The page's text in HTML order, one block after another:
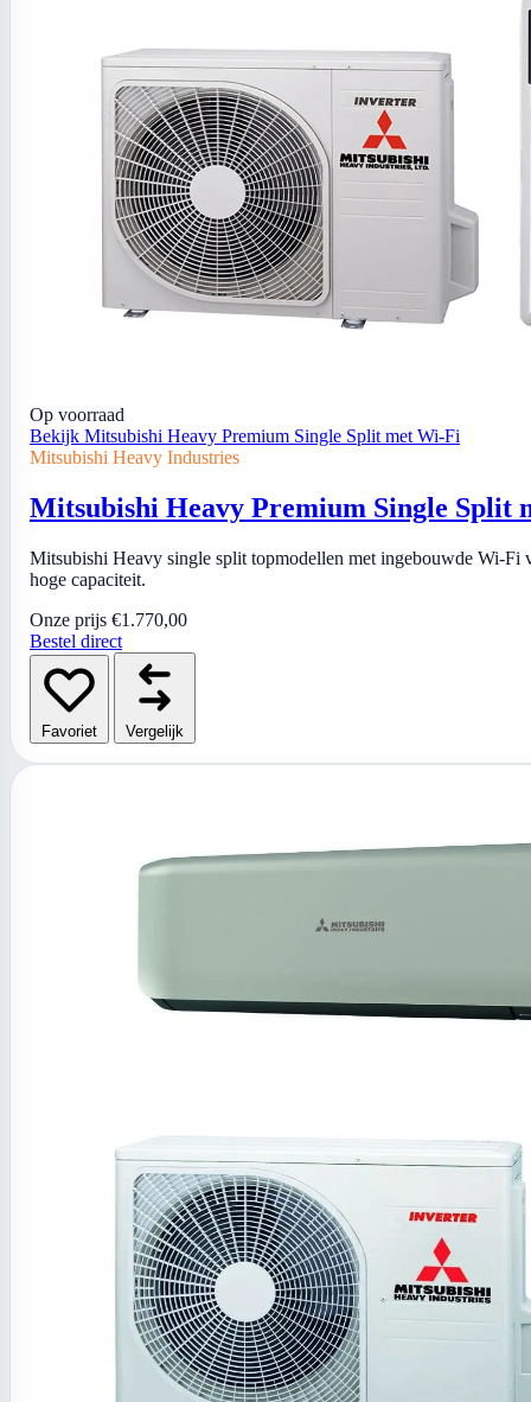
Op voorraad
Bekijk Mitsubishi Heavy Premium Single Split met Wi-Fi
Mitsubishi Heavy Industries
Mitsubishi Heavy Premium Single Split
Mitsubishi Heavy single split topmodellen met ingebouwde Wi-Fi
hoge capaciteit.
Onze prijs €1.770,00
Bestel direct
Favoriet Vergelijk